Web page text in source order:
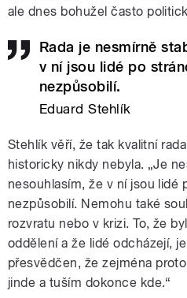
ale dnes bohužel často
Rada je nesmírně
v ní jsou lidé po
nezpůsobilí.
Eduard Stehlík
Stehlík věří, že tak kvalitní
historicky nikdy nebyla. „Je
nesouhlasím, že v ní jsou lidé
nezpůsobilí. Nemohu také
rozvratu nebo v krizi. To, že
oddělení a že lidé odcházejí,
přesvědčen, že zejména
jinde a tuším dokonce kde.“